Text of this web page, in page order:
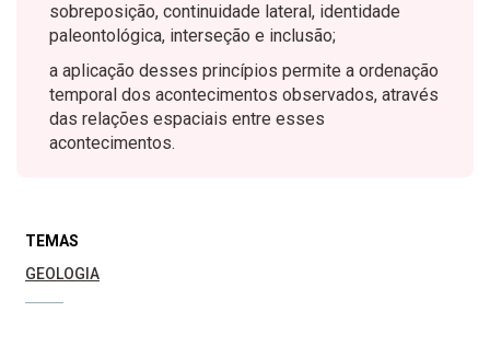
sobreposição, continuidade lateral, identidade
paleontológica, interseção e inclusão;
a aplicação desses princípios permite a ordenação
temporal dos acontecimentos observados, através
das relações espaciais entre esses
acontecimentos.
TEMAS
GEOLOGIA